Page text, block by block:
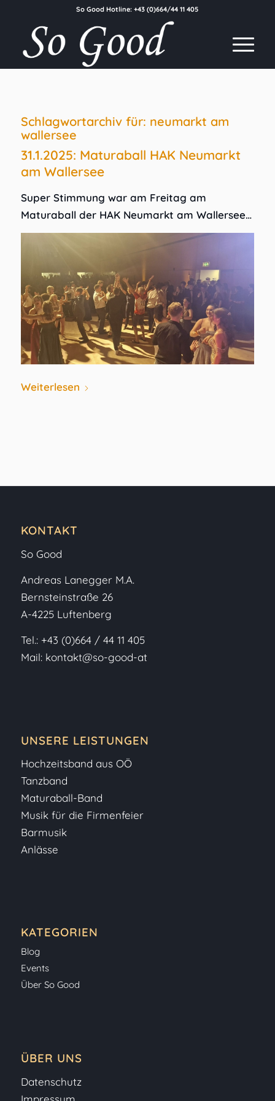
So Good Hotline:+43 (0)664/44 11 405
Schlagwortarchiv für: neumarkt am
wallersee
31.1.2025: Maturaball HAK Neumarkt
am Wallersee
Super Stimmung war am Freitag am
Maturaball der HAK Neumarkt am Wallersee…
Weiterlesen
KONTAKT
So Good
Andreas Lanegger M.A.
Bernsteinstraße 26
A-4225 Luftenberg
Tel.: +43 (0)664 / 44 11 405
Mail: kontakt@so-good-at
UNSERE LEISTUNGEN
Hochzeitsband aus OÖ
Tanzband
Maturaball-Band
Musik für die Firmenfeier
Barmusik
Anlässe
KATEGORIEN
Blog
Events
Über So Good
ÜBER UNS
Datenschutz